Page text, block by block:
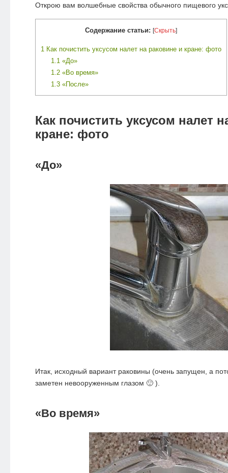
Открою вам волшебные свойства обычного пищевого
Содержание статьи: [Скрыть]
1Как почистить уксусом налет на раковине и кране: фото
1.1«До»
1.2«Во время»
1.3«После»
Как почистить уксусом налет
кране: фото
«До»
Итак, исходный вариант раковины (очень запущен, а
заметен невооруженным глазом 🙂 ).
«Во время»